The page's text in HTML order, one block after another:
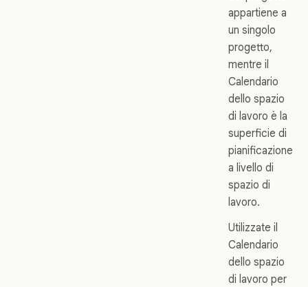
appartiene a
un singolo
progetto,
mentre il
Calendario
dello spazio
di lavoro è la
superficie di
pianificazione
a livello di
spazio di
lavoro.
Utilizzate il
Calendario
dello spazio
di lavoro per